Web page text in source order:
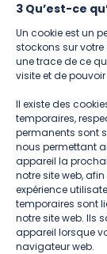
3 Qu’est-ce
Un cookie est un
stockons sur
une trace de ce
visite et de
Il existe des
temporaires,
permanents sont
nous permettant
appareil la
notre site web,
expérience
temporaires sont
notre site web. Ils
appareil lorsque
navigateur web.